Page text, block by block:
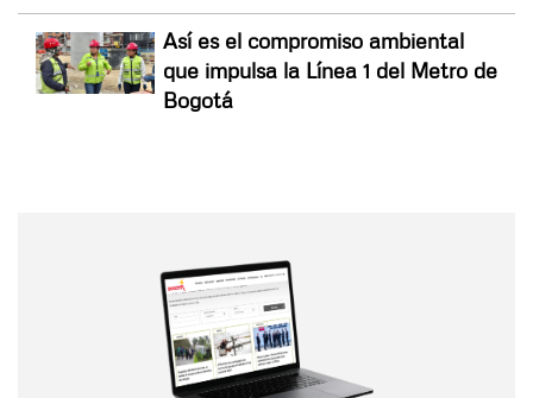
Así es el compromiso ambiental
que impulsa la Línea 1 del Metro de
Bogotá
Correo electrónico